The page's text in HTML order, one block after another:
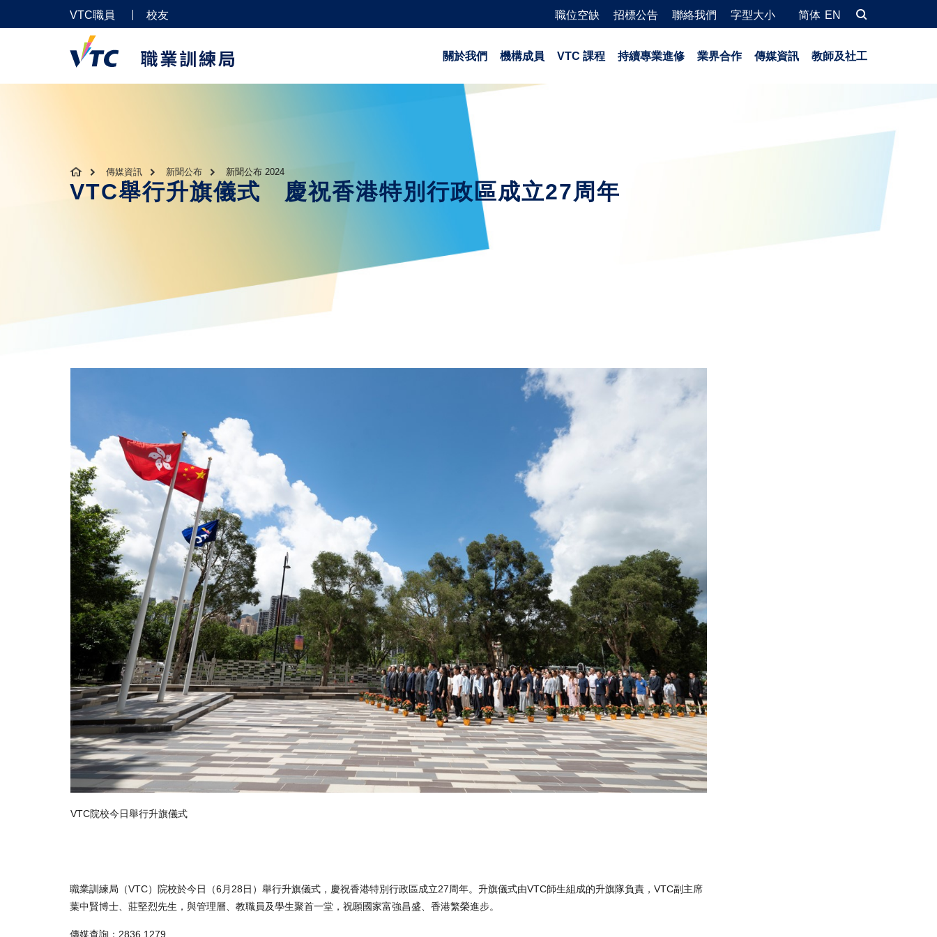
VTC職員 校友 職位空缺 招標公告 聯絡我們 字型大小 简体 EN
關於我們 機構成員 VTC 課程 持續專業進修 業界合作 傳媒資訊 教師及社工
傳媒資訊 新聞公布 新聞公布 2024
VTC舉行升旗儀式 慶祝香港特別行政區成立27周年
VTC院校今日舉行升旗儀式
職業訓練局（VTC）院校於今日（6月28日）舉行升旗儀式，慶祝香港特別行政區成立27周年。升旗儀式由VTC師生組成的升旗隊負責，VTC副主席
葉中賢博士、莊堅烈先生，與管理層、教職員及學生聚首一堂，祝願國家富強昌盛、香港繁榮進步。
傳媒查詢：2836 1279